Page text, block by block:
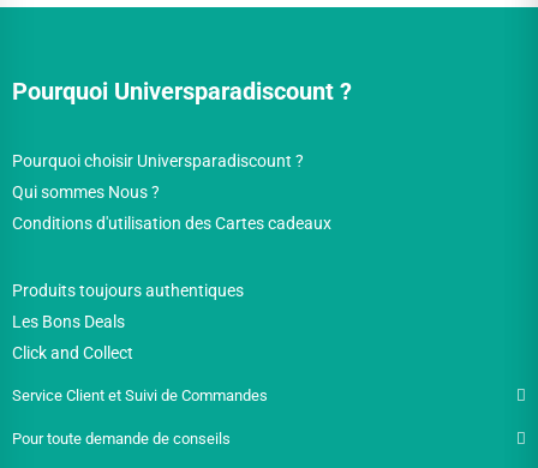
Pourquoi Universparadiscount ?
Pourquoi choisir Universparadiscount ?
Qui sommes Nous ?
Conditions d'utilisation des Cartes cadeaux
Produits toujours authentiques
Les Bons Deals
Click and Collect
Service Client et Suivi de Commandes
Pour toute demande de conseils